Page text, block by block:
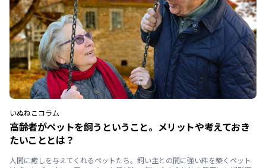
いぬねこコラム
高齢者がペットを飼うということ。メリットや考えておき
たいこととは？
人間に癒しを与えてくれるペットたち。飼い主との間に強い絆を築くペット